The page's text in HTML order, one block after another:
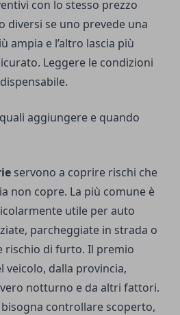
con lo stesso prezzo
diversi se uno prevede una
ampia e l’altro lascia più
Leggere le condizioni
aggiungere e quando
servono a coprire rischi che
non copre. La più comune è
utile per auto
parcheggiate in strada o
rischio di furto. Il premio
veicolo, dalla provincia,
notturno e da altri fattori.
controllare scoperto,